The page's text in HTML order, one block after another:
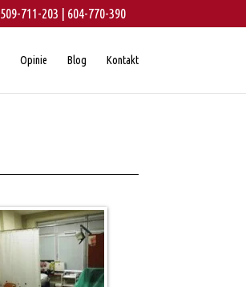
509-711-203 | 604-770-390
Opinie Blog Kontakt